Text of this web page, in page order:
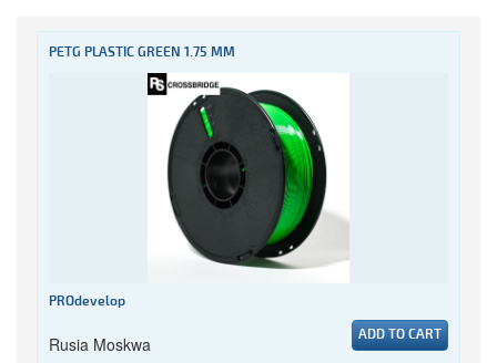
PETG PLASTIC GREEN 1.75 MM
PROdevelop
Rusia Moskwa ADD TO CART